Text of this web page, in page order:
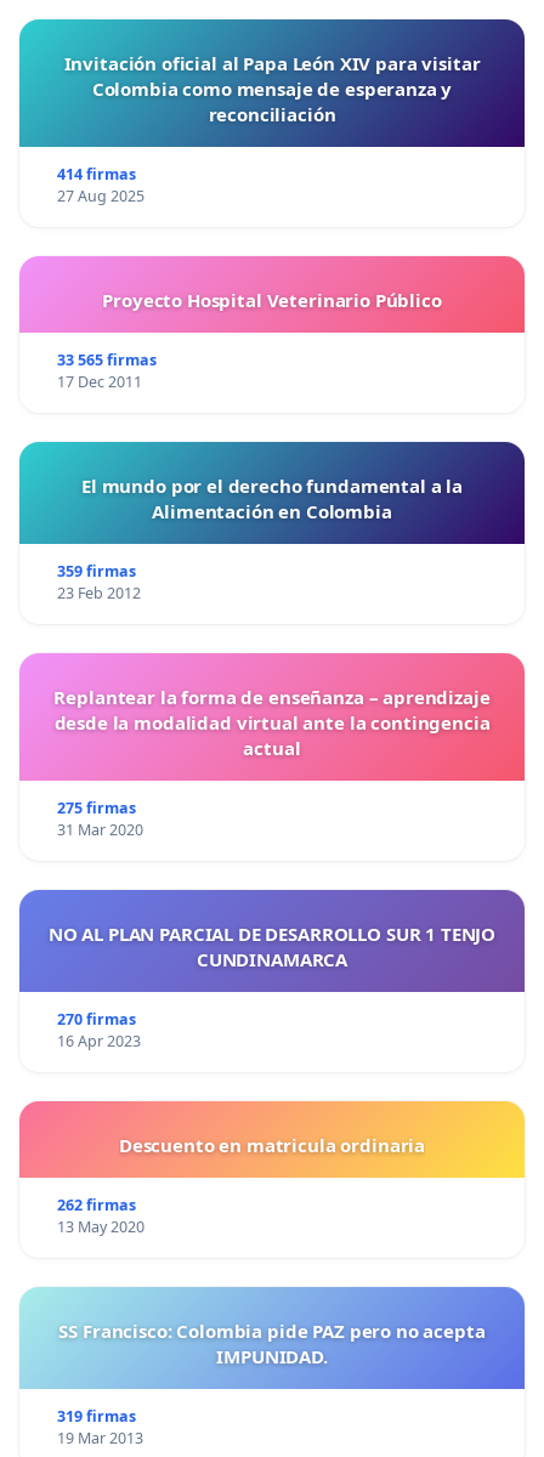
Invitación oficial al Papa León XIV para visitar
Colombia como mensaje de esperanza y
reconciliación
414 firmas
27 Aug 2025
Proyecto Hospital Veterinario Público
33 565 firmas
17 Dec 2011
El mundo por el derecho fundamental a la
Alimentación en Colombia
359 firmas
23 Feb 2012
Replantear la forma de enseñanza – aprendizaje
desde la modalidad virtual ante la contingencia
actual
275 firmas
31 Mar 2020
NO AL PLAN PARCIAL DE DESARROLLO SUR 1 TENJO
CUNDINAMARCA
270 firmas
16 Apr 2023
Descuento en matricula ordinaria
262 firmas
13 May 2020
SS Francisco: Colombia pide PAZ pero no acepta
IMPUNIDAD.
319 firmas
19 Mar 2013